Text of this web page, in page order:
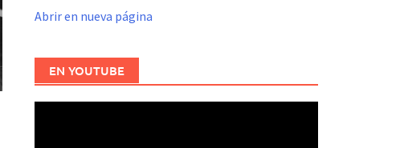
Abrir en nueva página
EN YOUTUBE